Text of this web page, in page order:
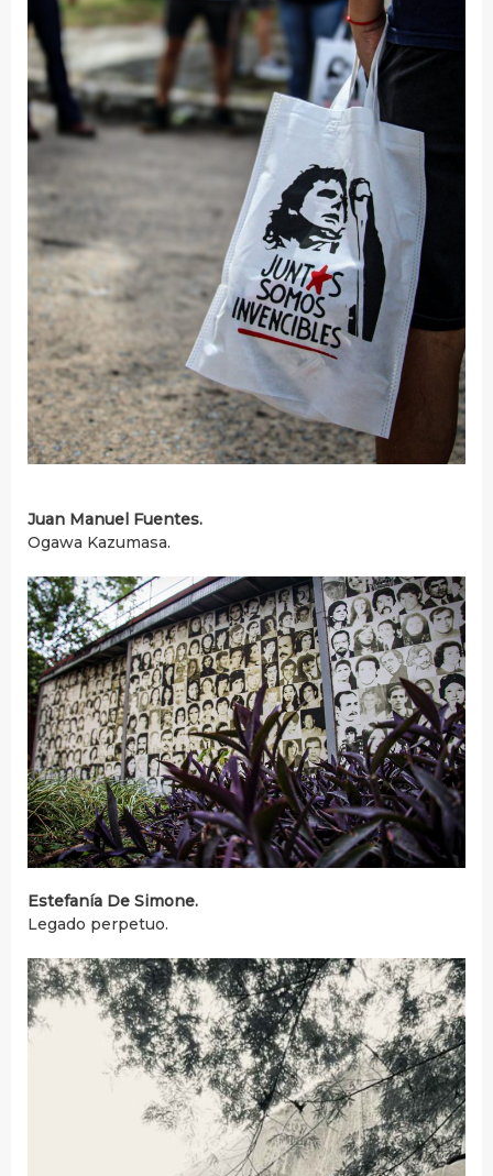
Juan Manuel Fuentes.
Ogawa Kazumasa.
Estefanía De Simone.
Legado perpetuo.